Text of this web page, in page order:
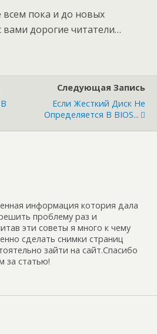
пока и до новых
вами дорогие читатели…
Следующая Запись
Если Жесткий Диск Не
Определяется В BIOS...
информация котория дала
проблему раз и
эти советы я много к чему
сделать снимки страниц
зайти на сайт.Спасибо
за статью!